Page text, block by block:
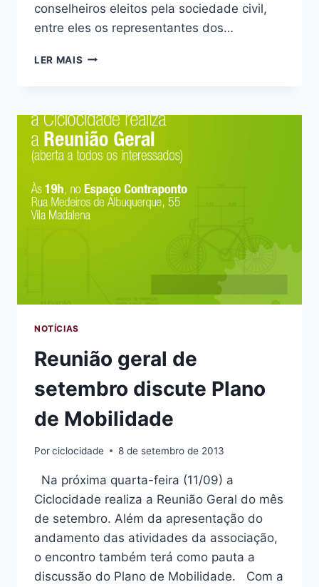
conselheiros eleitos pela sociedade civil,
entre eles os representantes dos…
LER MAIS SECRETARIA
PROPOSTA
DE
400KM
DE
EM
SÃO
PAULO
NOTÍCIAS
Reunião geral de
setembro discute Plano
de Mobilidade
Porciclocidade 8 de setembro de 2013
Na próxima quarta-feira (11/09) a
Ciclocidade realiza a Reunião Geral do mês
de setembro. Além da apresentação do
andamento das atividades da associação,
o encontro também terá como pauta a
discussão do Plano de Mobilidade. Com a